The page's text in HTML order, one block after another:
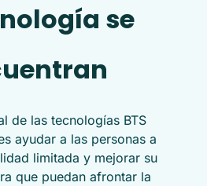
se
de las tecnologías BTS
ayudar a las personas a
limitada y mejorar su
que puedan afrontar la